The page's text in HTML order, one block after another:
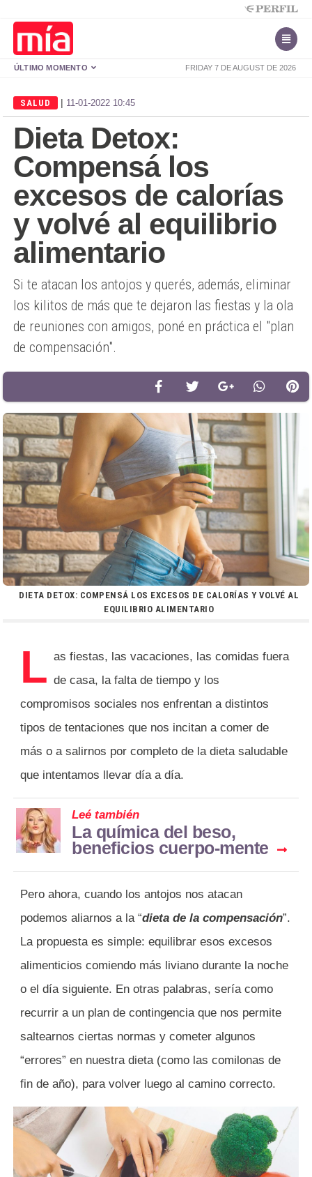
FRIDAY 7 DE AUGUST DE 2026
ÚLTIMO MOMENTO
SALUD | 11-01-2022 10:45
Dieta Detox:
Compensá los
excesos de calorías
y volvé al equilibrio
alimentario
Si te atacan los antojos y querés, además, eliminar
los kilitos de más que te dejaron las fiestas y la ola
de reuniones con amigos, poné en práctica el "plan
de compensación".
DIETA DETOX: COMPENSÁ LOS EXCESOS DE CALORÍAS Y VOLVÉ AL
EQUILIBRIO ALIMENTARIO
L as fiestas, las vacaciones, las comidas fuera
de casa, la falta de tiempo y los
compromisos sociales nos enfrentan a distintos
tipos de tentaciones que nos incitan a comer de
más o a salirnos por completo de la dieta saludable
que intentamos llevar día a día.
Leé también
La química del beso,
beneficios cuerpo-mente
Pero ahora, cuando los antojos nos atacan
podemos aliarnos a la “dieta de la compensación”.
La propuesta es simple: equilibrar esos excesos
alimenticios comiendo más liviano durante la noche
o el día siguiente. En otras palabras, sería como
recurrir a un plan de contingencia que nos permite
saltearnos ciertas normas y cometer algunos
“errores” en nuestra dieta (como las comilonas de
fin de año), para volver luego al camino correcto.